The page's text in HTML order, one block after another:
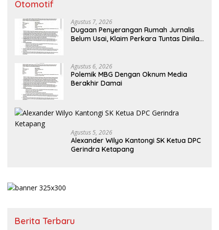
Otomotif
Agustus 7, 2026
Dugaan Penyerangan Rumah Jurnalis
Belum Usai, Klaim Perkara Tuntas Dinilai
Agustus 6, 2026
Polemik MBG Dengan Oknum Media
Berakhir Damai
Agustus 5, 2026
Alexander Wilyo Kantongi SK Ketua DPC
Gerindra Ketapang
Berita Terbaru